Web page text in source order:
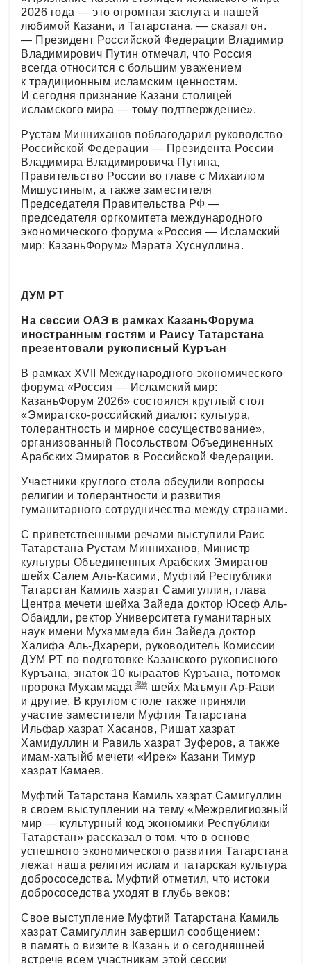
2026 года — это огромная заслуга и нашей
любимой Казани, и Татарстана, — сказал он.
— Президент Российской Федерации Владимир
Владимирович Путин отмечал, что Россия
всегда относится с большим уважением
к традиционным исламским ценностям.
И сегодня признание Казани столицей
исламского мира — тому подтверждение».
Рустам Минниханов поблагодарил руководство
Российской Федерации — Президента России
Владимира Владимировича Путина,
Правительство России во главе с Михаилом
Мишустиным, а также заместителя
Председателя Правительства РФ —
председателя оргкомитета международного
экономического форума «Россия — Исламский
мир: КазаньФорум» Марата Хуснуллина.
ДУМ РТ
На сессии ОАЭ в рамках КазаньФорума
иностранным гостям и Раису Татарстана
презентовали рукописный Куръан
В рамках XVII Международного экономического
форума «Россия — Исламский мир:
КазаньФорум 2026» состоялся круглый стол
«Эмиратско-российский диалог: культура,
толерантность и мирное сосуществование»,
организованный Посольством Объединенных
Арабских Эмиратов в Российской Федерации.
Участники круглого стола обсудили вопросы
религии и толерантности и развития
гуманитарного сотрудничества между странами.
С приветственными речами выступили Раис
Татарстана Рустам Минниханов, Министр
культуры Объединенных Арабских Эмиратов
шейх Салем Аль-Касими, Муфтий Республики
Татарстан Камиль хазрат Самигуллин, глава
Центра мечети шейха Зайеда доктор Юсеф Аль-
Обаидли, ректор Университета гуманитарных
наук имени Мухаммеда бин Зайеда доктор
Халифа Аль-Дхарери, руководитель Комиссии
ДУМ РТ по подготовке Казанского рукописного
Куръана, знаток 10 кыраатов Куръана, потомок
пророка Мухаммада ﷺ шейх Маъмун Ар-Рави
и другие. В круглом столе также приняли
участие заместители Муфтия Татарстана
Ильфар хазрат Хасанов, Ришат хазрат
Хамидуллин и Равиль хазрат Зуферов, а также
имам-хатыйб мечети «Ирек» Казани Тимур
хазрат Камаев.
Муфтий Татарстана Камиль хазрат Самигуллин
в своем выступлении на тему «Межрелигиозный
мир — культурный код экономики Республики
Татарстан» рассказал о том, что в основе
успешного экономического развития Татарстана
лежат наша религия ислам и татарская культура
добрососедства. Муфтий отметил, что истоки
добрососедства уходят в глубь веков:
Свое выступление Муфтий Татарстана Камиль
хазрат Самигуллин завершил сообщением:
в память о визите в Казань и о сегодняшней
встрече всем участникам этой сессии